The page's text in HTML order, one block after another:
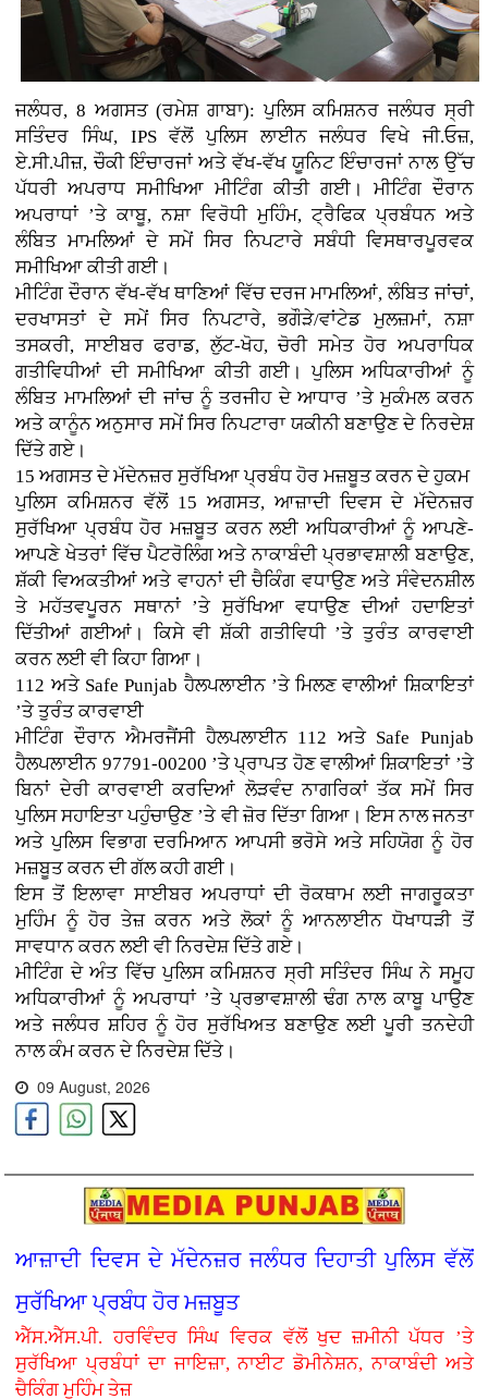
ਜਲੰਧਰ, 8 ਅਗਸਤ (ਰਮੇਸ਼ ਗਾਬਾ): ਪੁਲਿਸ ਕਮਿਸ਼ਨਰ ਜਲੰਧਰ ਸ੍ਰੀ
ਸਤਿੰਦਰ ਸਿੰਘ, IPS ਵੱਲੋਂ ਪੁਲਿਸ ਲਾਈਨ ਜਲੰਧਰ ਵਿਖੇ ਜੀ.ਓਜ਼,
ਏ.ਸੀ.ਪੀਜ਼, ਚੌਕੀ ਇੰਚਾਰਜਾਂ ਅਤੇ ਵੱਖ-ਵੱਖ ਯੂਨਿਟ ਇੰਚਾਰਜਾਂ ਨਾਲ ਉੱਚ
ਪੱਧਰੀ ਅਪਰਾਧ ਸਮੀਖਿਆ ਮੀਟਿੰਗ ਕੀਤੀ ਗਈ। ਮੀਟਿੰਗ ਦੌਰਾਨ
ਅਪਰਾਧਾਂ ’ਤੇ ਕਾਬੂ, ਨਸ਼ਾ ਵਿਰੋਧੀ ਮੁਹਿੰਮ, ਟ੍ਰੈਫਿਕ ਪ੍ਰਬੰਧਨ ਅਤੇ
ਲੰਬਿਤ ਮਾਮਲਿਆਂ ਦੇ ਸਮੇਂ ਸਿਰ ਨਿਪਟਾਰੇ ਸਬੰਧੀ ਵਿਸਥਾਰਪੂਰਵਕ
ਸਮੀਖਿਆ ਕੀਤੀ ਗਈ।
ਮੀਟਿੰਗ ਦੌਰਾਨ ਵੱਖ-ਵੱਖ ਥਾਣਿਆਂ ਵਿੱਚ ਦਰਜ ਮਾਮਲਿਆਂ, ਲੰਬਿਤ ਜਾਂਚਾਂ,
ਦਰਖਾਸਤਾਂ ਦੇ ਸਮੇਂ ਸਿਰ ਨਿਪਟਾਰੇ, ਭਗੌੜੇ/ਵਾਂਟੇਡ ਮੁਲਜ਼ਮਾਂ, ਨਸ਼ਾ
ਤਸਕਰੀ, ਸਾਈਬਰ ਫਰਾਡ, ਲੁੱਟ-ਖੋਹ, ਚੋਰੀ ਸਮੇਤ ਹੋਰ ਅਪਰਾਧਿਕ
ਗਤੀਵਿਧੀਆਂ ਦੀ ਸਮੀਖਿਆ ਕੀਤੀ ਗਈ। ਪੁਲਿਸ ਅਧਿਕਾਰੀਆਂ ਨੂੰ
ਲੰਬਿਤ ਮਾਮਲਿਆਂ ਦੀ ਜਾਂਚ ਨੂੰ ਤਰਜੀਹ ਦੇ ਆਧਾਰ ’ਤੇ ਮੁਕੰਮਲ ਕਰਨ
ਅਤੇ ਕਾਨੂੰਨ ਅਨੁਸਾਰ ਸਮੇਂ ਸਿਰ ਨਿਪਟਾਰਾ ਯਕੀਨੀ ਬਣਾਉਣ ਦੇ ਨਿਰਦੇਸ਼
ਦਿੱਤੇ ਗਏ।
15 ਅਗਸਤ ਦੇ ਮੱਦੇਨਜ਼ਰ ਸੁਰੱਖਿਆ ਪ੍ਰਬੰਧ ਹੋਰ ਮਜ਼ਬੂਤ ਕਰਨ ਦੇ ਹੁਕਮ
ਪੁਲਿਸ ਕਮਿਸ਼ਨਰ ਵੱਲੋਂ 15 ਅਗਸਤ, ਆਜ਼ਾਦੀ ਦਿਵਸ ਦੇ ਮੱਦੇਨਜ਼ਰ
ਸੁਰੱਖਿਆ ਪ੍ਰਬੰਧ ਹੋਰ ਮਜ਼ਬੂਤ ਕਰਨ ਲਈ ਅਧਿਕਾਰੀਆਂ ਨੂੰ ਆਪਣੇ-
ਆਪਣੇ ਖੇਤਰਾਂ ਵਿੱਚ ਪੈਟਰੋਲਿੰਗ ਅਤੇ ਨਾਕਾਬੰਦੀ ਪ੍ਰਭਾਵਸ਼ਾਲੀ ਬਣਾਉਣ,
ਸ਼ੱਕੀ ਵਿਅਕਤੀਆਂ ਅਤੇ ਵਾਹਨਾਂ ਦੀ ਚੈਕਿੰਗ ਵਧਾਉਣ ਅਤੇ ਸੰਵੇਦਨਸ਼ੀਲ
ਤੇ ਮਹੱਤਵਪੂਰਨ ਸਥਾਨਾਂ ’ਤੇ ਸੁਰੱਖਿਆ ਵਧਾਉਣ ਦੀਆਂ ਹਦਾਇਤਾਂ
ਦਿੱਤੀਆਂ ਗਈਆਂ। ਕਿਸੇ ਵੀ ਸ਼ੱਕੀ ਗਤੀਵਿਧੀ ’ਤੇ ਤੁਰੰਤ ਕਾਰਵਾਈ
ਕਰਨ ਲਈ ਵੀ ਕਿਹਾ ਗਿਆ।
112 ਅਤੇ Safe Punjab ਹੈਲਪਲਾਈਨ ’ਤੇ ਮਿਲਣ ਵਾਲੀਆਂ ਸ਼ਿਕਾਇਤਾਂ
’ਤੇ ਤੁਰੰਤ ਕਾਰਵਾਈ
ਮੀਟਿੰਗ ਦੌਰਾਨ ਐਮਰਜੈਂਸੀ ਹੈਲਪਲਾਈਨ 112 ਅਤੇ Safe Punjab
ਹੈਲਪਲਾਈਨ 97791-00200 ’ਤੇ ਪ੍ਰਾਪਤ ਹੋਣ ਵਾਲੀਆਂ ਸ਼ਿਕਾਇਤਾਂ ’ਤੇ
ਬਿਨਾਂ ਦੇਰੀ ਕਾਰਵਾਈ ਕਰਦਿਆਂ ਲੋੜਵੰਦ ਨਾਗਰਿਕਾਂ ਤੱਕ ਸਮੇਂ ਸਿਰ
ਪੁਲਿਸ ਸਹਾਇਤਾ ਪਹੁੰਚਾਉਣ ’ਤੇ ਵੀ ਜ਼ੋਰ ਦਿੱਤਾ ਗਿਆ। ਇਸ ਨਾਲ ਜਨਤਾ
ਅਤੇ ਪੁਲਿਸ ਵਿਭਾਗ ਦਰਮਿਆਨ ਆਪਸੀ ਭਰੋਸੇ ਅਤੇ ਸਹਿਯੋਗ ਨੂੰ ਹੋਰ
ਮਜ਼ਬੂਤ ਕਰਨ ਦੀ ਗੱਲ ਕਹੀ ਗਈ।
ਇਸ ਤੋਂ ਇਲਾਵਾ ਸਾਈਬਰ ਅਪਰਾਧਾਂ ਦੀ ਰੋਕਥਾਮ ਲਈ ਜਾਗਰੂਕਤਾ
ਮੁਹਿੰਮ ਨੂੰ ਹੋਰ ਤੇਜ਼ ਕਰਨ ਅਤੇ ਲੋਕਾਂ ਨੂੰ ਆਨਲਾਈਨ ਧੋਖਾਧੜੀ ਤੋਂ
ਸਾਵਧਾਨ ਕਰਨ ਲਈ ਵੀ ਨਿਰਦੇਸ਼ ਦਿੱਤੇ ਗਏ।
ਮੀਟਿੰਗ ਦੇ ਅੰਤ ਵਿੱਚ ਪੁਲਿਸ ਕਮਿਸ਼ਨਰ ਸ੍ਰੀ ਸਤਿੰਦਰ ਸਿੰਘ ਨੇ ਸਮੂਹ
ਅਧਿਕਾਰੀਆਂ ਨੂੰ ਅਪਰਾਧਾਂ ’ਤੇ ਪ੍ਰਭਾਵਸ਼ਾਲੀ ਢੰਗ ਨਾਲ ਕਾਬੂ ਪਾਉਣ
ਅਤੇ ਜਲੰਧਰ ਸ਼ਹਿਰ ਨੂੰ ਹੋਰ ਸੁਰੱਖਿਅਤ ਬਣਾਉਣ ਲਈ ਪੂਰੀ ਤਨਦੇਹੀ
ਨਾਲ ਕੰਮ ਕਰਨ ਦੇ ਨਿਰਦੇਸ਼ ਦਿੱਤੇ।
09 August, 2026
ਆਜ਼ਾਦੀ ਦਿਵਸ ਦੇ ਮੱਦੇਨਜ਼ਰ ਜਲੰਧਰ ਦਿਹਾਤੀ ਪੁਲਿਸ ਵੱਲੋਂ
ਸੁਰੱਖਿਆ ਪ੍ਰਬੰਧ ਹੋਰ ਮਜ਼ਬੂਤ
ਐੱਸ.ਐੱਸ.ਪੀ. ਹਰਵਿੰਦਰ ਸਿੰਘ ਵਿਰਕ ਵੱਲੋਂ ਖੁਦ ਜ਼ਮੀਨੀ ਪੱਧਰ ’ਤੇ
ਸੁਰੱਖਿਆ ਪ੍ਰਬੰਧਾਂ ਦਾ ਜਾਇਜ਼ਾ, ਨਾਈਟ ਡੋਮੀਨੇਸ਼ਨ, ਨਾਕਾਬੰਦੀ ਅਤੇ
ਚੈਕਿੰਗ ਮੁਹਿੰਮ ਤੇਜ਼